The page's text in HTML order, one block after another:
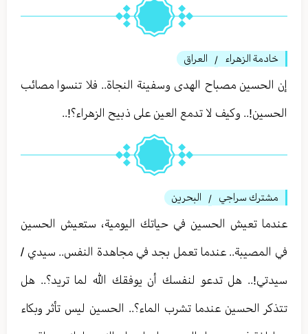
خادمة الزهراء / العراق
إن الحسين مصباح الهدى وسفينة النجاة.. فلا تنسوا مصائب
الحسين!.. وكيف لا تدمع العين على ذبيح الزهراء؟!..
مشترك سراجي / البحرين
عندما تعيش الحسين في حياتك اليومية، ستعيش الحسين
في المصيبة.. عندما تعمل بجد في مجاهدة النفس.. سيدي /
سيدتي!.. هل تدعو لنفسك أن يوفقك الله لما تريد؟.. هل
تتذكر الحسين عندما تشرب الماء؟.. الحسين ليس تأثر وبكاء